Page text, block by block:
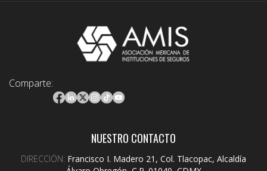
Comparte:
NUESTRO CONTACTO
DIRECCIÓN: Francisco I. Madero 21, Col. Tlacopac, Alcaldía